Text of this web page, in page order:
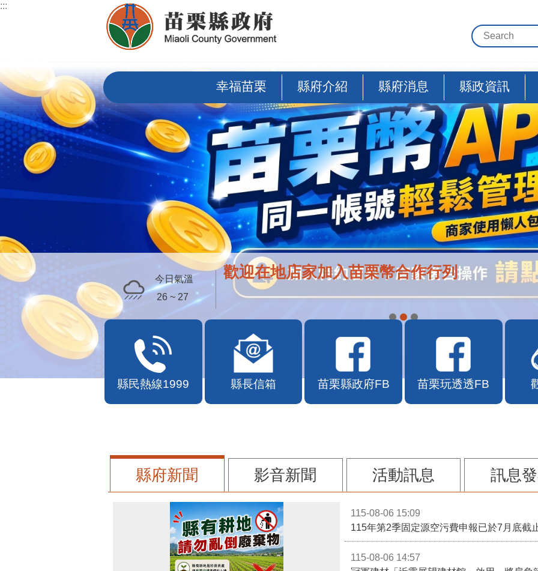
跳到主要內容區塊
:::
幸福苗栗 縣府介紹 縣府消息 縣政資訊
苗栗幣APP自115年7月10日10時上線
今日氣溫
26 ~ 27
縣民熱線1999 縣長信箱 苗栗縣政府FB 苗栗玩透透FB
縣府新聞 影音新聞 活動訊息 訊息
115-08-06 15:09
115-08-06 14:57